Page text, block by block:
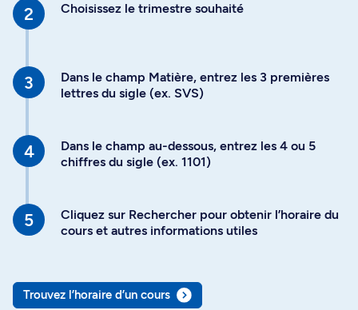
Choisissez le trimestre souhaité
Dans le champ Matière, entrez les 3 premières
lettres du sigle (ex. SVS)
Dans le champ au-dessous, entrez les 4 ou 5
chiffres du sigle (ex. 1101)
Cliquez sur Rechercher pour obtenir l’horaire du
cours et autres informations utiles
Trouvez l’horaire d’un cours